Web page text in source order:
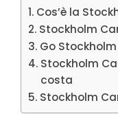
Cos’è la
Stockholm
Go
Stockholm
costa
Stockholm